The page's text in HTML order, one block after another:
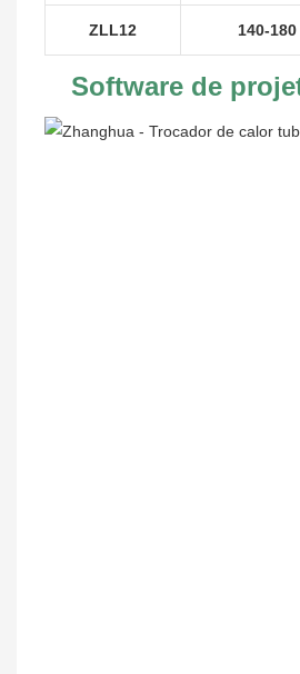
ZLL12 140-180
Software de